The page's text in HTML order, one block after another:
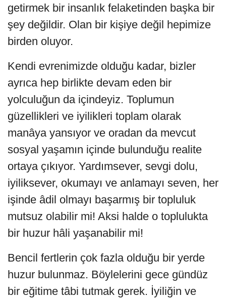
getirmek bir insanlık felaketinden başka bir
şey değildir. Olan bir kişiye değil hepimize
birden oluyor.
Kendi evrenimizde olduğu kadar, bizler
ayrıca hep birlikte devam eden bir
yolculuğun da içindeyiz. Toplumun
güzellikleri ve iyilikleri toplam olarak
manâya yansıyor ve oradan da mevcut
sosyal yaşamın içinde bulunduğu realite
ortaya çıkıyor. Yardımsever, sevgi dolu,
iyiliksever, okumayı ve anlamayı seven, her
işinde âdil olmayı başarmış bir topluluk
mutsuz olabilir mi! Aksi halde o toplulukta
bir huzur hâli yaşanabilir mi!
Bencil fertlerin çok fazla olduğu bir yerde
huzur bulunmaz. Böylelerini gece gündüz
bir eğitime tâbi tutmak gerek. İyiliğin ve